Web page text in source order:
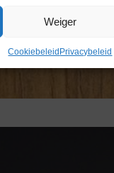
Weiger
Cookiebeleid Privacybeleid